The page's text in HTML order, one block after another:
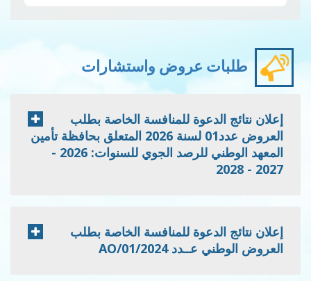
طلبات عروض واستشارات
إعلان نتائج الدعوة للمنافسة الخاصة بطلب
العروض عدد01 لسنة 2026 المتعلق بحافظة تأمين
المعهد الوطني للرصد الجوي للسنوات: 2026 -
2027 - 2028
إعلان نتائج الدعوة للمنافسة الخاصة بطلب
العروض الوطني عــدد 2024/AO/01